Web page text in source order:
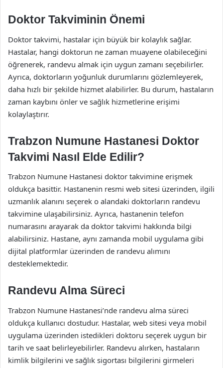
Doktor Takviminin Önemi
Doktor takvimi, hastalar için büyük bir kolaylık sağlar.
Hastalar, hangi doktorun ne zaman muayene olabileceğini
öğrenerek, randevu almak için uygun zamanı seçebilirler.
Ayrıca, doktorların yoğunluk durumlarını gözlemleyerek,
daha hızlı bir şekilde hizmet alabilirler. Bu durum, hastaların
zaman kaybını önler ve sağlık hizmetlerine erişimi
kolaylaştırır.
Trabzon Numune Hastanesi Doktor
Takvimi Nasıl Elde Edilir?
Trabzon Numune Hastanesi doktor takvimine erişmek
oldukça basittir. Hastanenin resmi web sitesi üzerinden, ilgili
uzmanlık alanını seçerek o alandaki doktorların randevu
takvimine ulaşabilirsiniz. Ayrıca, hastanenin telefon
numarasını arayarak da doktor takvimi hakkında bilgi
alabilirsiniz. Hastane, aynı zamanda mobil uygulama gibi
dijital platformlar üzerinden de randevu alımını
desteklemektedir.
Randevu Alma Süreci
Trabzon Numune Hastanesi’nde randevu alma süreci
oldukça kullanıcı dostudur. Hastalar, web sitesi veya mobil
uygulama üzerinden istedikleri doktoru seçerek uygun bir
tarih ve saat belirleyebilirler. Randevu alırken, hastaların
kimlik bilgilerini ve sağlık sigortası bilgilerini girmeleri